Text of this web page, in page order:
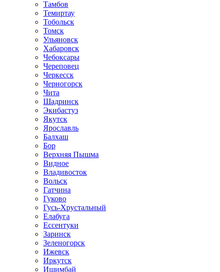
Тамбов
Темиртау
Тобольск
Томск
Ульяновск
Хабаровск
Чебоксары
Череповец
Черкесск
Черногорск
Чита
Шадринск
Экибастуз
Якутск
Ярославль
Балхаш
Бор
Верхняя Пышма
Видное
Владивосток
Вольск
Гатчина
Гуково
Гусь-Хрустальный
Елабуга
Ессентуки
Заринск
Зеленогорск
Ижевск
Иркутск
Ишимбай